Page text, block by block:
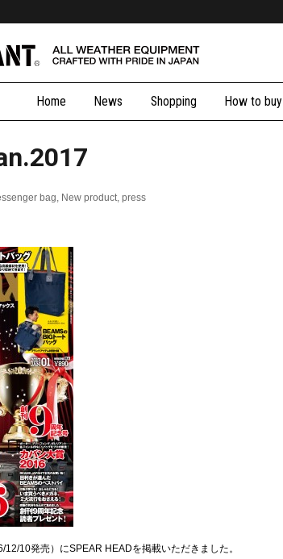
Home News Shopping How to buy
bag New product press
12/10発売）にSPEAR HEADを掲載いただきました。